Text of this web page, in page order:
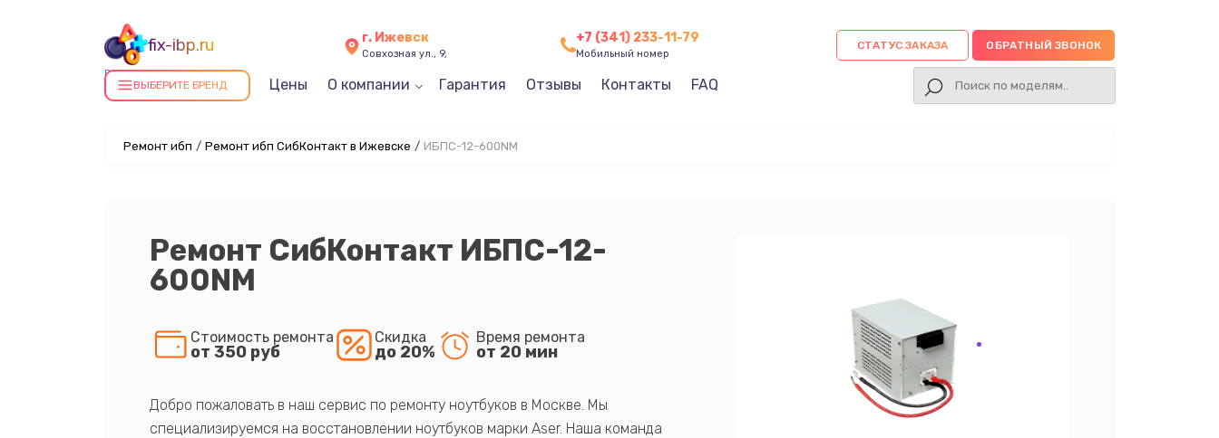
fix-ibp.ru
Ремонт ИБП в Ижевске
г. Ижевск
Совхозная ул., 9,
+7 (341) 233-11-79
Мобильный номер
СТАТУС ЗАКАЗА ОБРАТНЫЙ ЗВОНОК
ВЫБЕРИТЕ БРЕНД Цены О компании Гарантия Отзывы Контакты FAQ
Ремонт ибп / Ремонт ибп СибКонтакт в Ижевске / ИБПС-12-600NM
Ремонт СибКонтакт ИБПС-12-
600NM
Стоимость ремонта
от 350 руб
Скидка
до 20%
Время ремонта
от 20 мин
Добро пожаловать в наш сервис по ремонту ноутбуков в Москве. Мы
специализируемся на восстановлении ноутбуков марки Aser. Наша команда